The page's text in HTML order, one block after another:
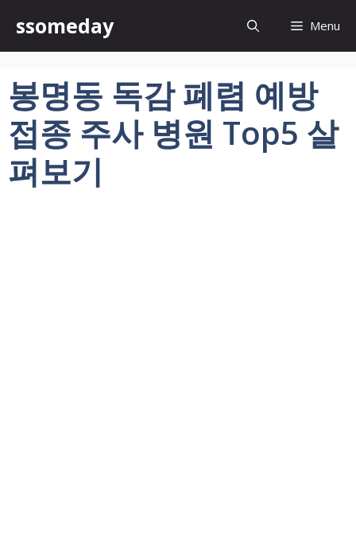
츠
뛰
ssomeday Menu
봉명동 독감 폐렴 예방
접종 주사 병원 Top5 살
펴보기